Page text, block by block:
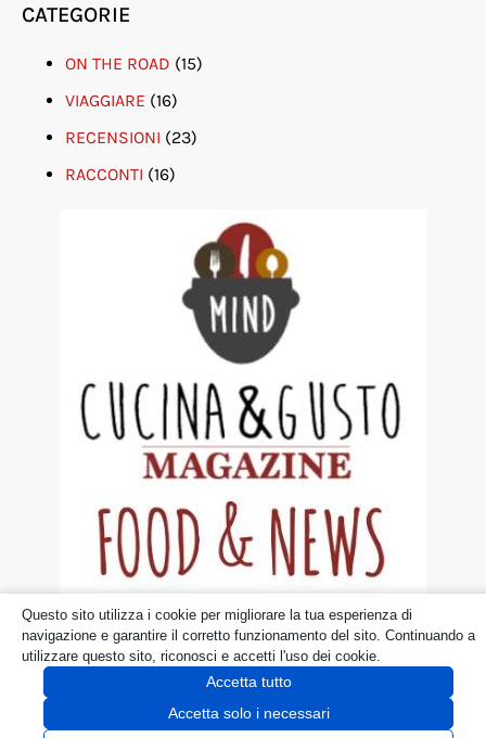
CATEGORIE
ON THE ROAD (15)
VIAGGIARE (16)
RECENSIONI (23)
RACCONTI (16)
© dueruoteinviaggio.it
Disclaimer Privacy Policy Cookie
Questo sito utilizza i cookie per migliorare la tua esperienza di
navigazione e garantire il corretto funzionamento del sito. Continuando a
utilizzare questo sito, riconosci e accetti l'uso dei cookie.
Accetta tutto
Accetta solo i necessari